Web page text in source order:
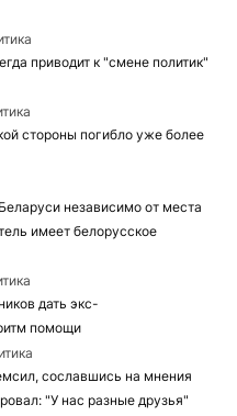
приводит к "смене политик"
стороны погибло уже более
независимо от места
имеет белорусское
дать экс-
помощи
сославшись на мнения
"У нас разные друзья"